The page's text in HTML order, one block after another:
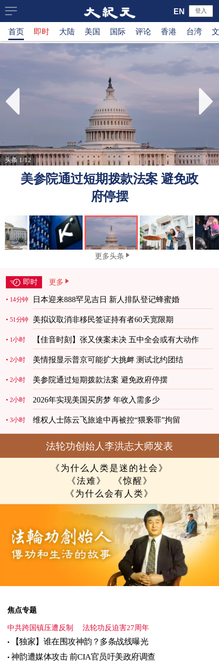
大
纪
元
新
网
登入
EN
首页 即时 大陆 美国 国际 评论 香港 台湾
头条 1/12
美参院通过短期拨款法案 避免政
府停摆
更多头条
即时 更多
14分钟 日本迎来888罕见吉日 新人排队登记蜂蜜婚
51分钟 美拟议取消非移民签证持有者60天宽限期
1小时 【佳音时刻】张又侠案未决 五中全会或有大动作
2小时 美情报显示普京可能扩大挑衅 测试北约团结
2小时 美参院通过短期拨款法案 避免政府停摆
2小时 2026年实现美国买房梦 年收入需多少
3小时 维权人士陈云飞旅途中再被控“猥亵罪”拘留
法轮功创始人李洪志大师发表
《为什么人类是迷的社会》
《法难》
《惊醒》
《为什么会有人类》
焦点专题
中共跨国镇压遭反制 法轮功反迫害27周年
【独家】谁在围攻神韵？多条战线曝光
神韵遭媒体攻击 前CIA官员吁美政府调查